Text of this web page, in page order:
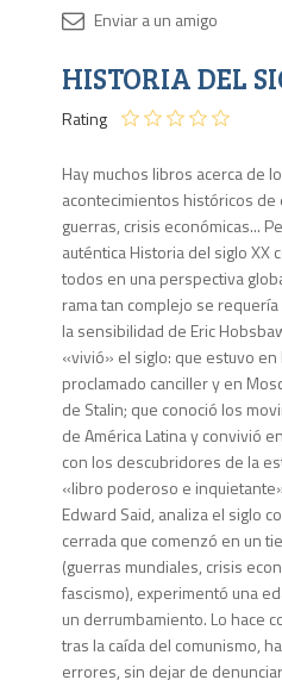
HISTORIA DEL
Rating
Hay muchos libros acerca de
acontecimientos históricos
guerras, crisis económicas...
auténtica Historia del siglo XX
todos en una perspectiva
rama tan complejo se
la sensibi­lidad de Eric
«vivió» el siglo: que estuvo
proclamado canciller y en
de Stalin; que conoció los
de América Latina y convivió
con los descubridores de la
«libro poderoso e
Edward Said, analiza el siglo
cerrada que comenzó en un
(guerras mundiales, crisis
fascismo), experimentó una
un derrumbamiento. Lo hace
tras la caída del comunismo,
errores, sin dejar de